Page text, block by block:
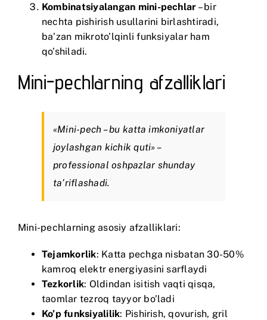
Kombinatsiyalangan mini-pechlar – bir
nechta pishirish usullarini birlashtiradi,
ba’zan mikroto’lqinli funksiyalar ham
qo’shiladi.
Mini-pechlarning afzalliklari
«Mini-pech – bu katta imkoniyatlar
joylashgan kichik quti» –
professional oshpazlar shunday
ta’riflashadi.
Mini-pechlarning asosiy afzalliklari:
Tejamkorlik: Katta pechga nisbatan 30-50%
kamroq elektr energiyasini sarflaydi
Tezkorlik: Oldindan isitish vaqti qisqa,
taomlar tezroq tayyor bo’ladi
Ko’p funksiyalilik: Pishirish, qovurish, gril